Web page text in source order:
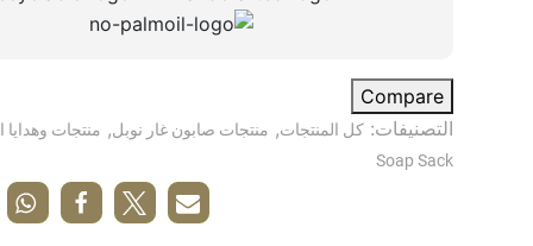
Compare
التصنيفات:كل المنتجات, منتجات صابون غار نوبل, منتجات وهدايا
Soap Sack